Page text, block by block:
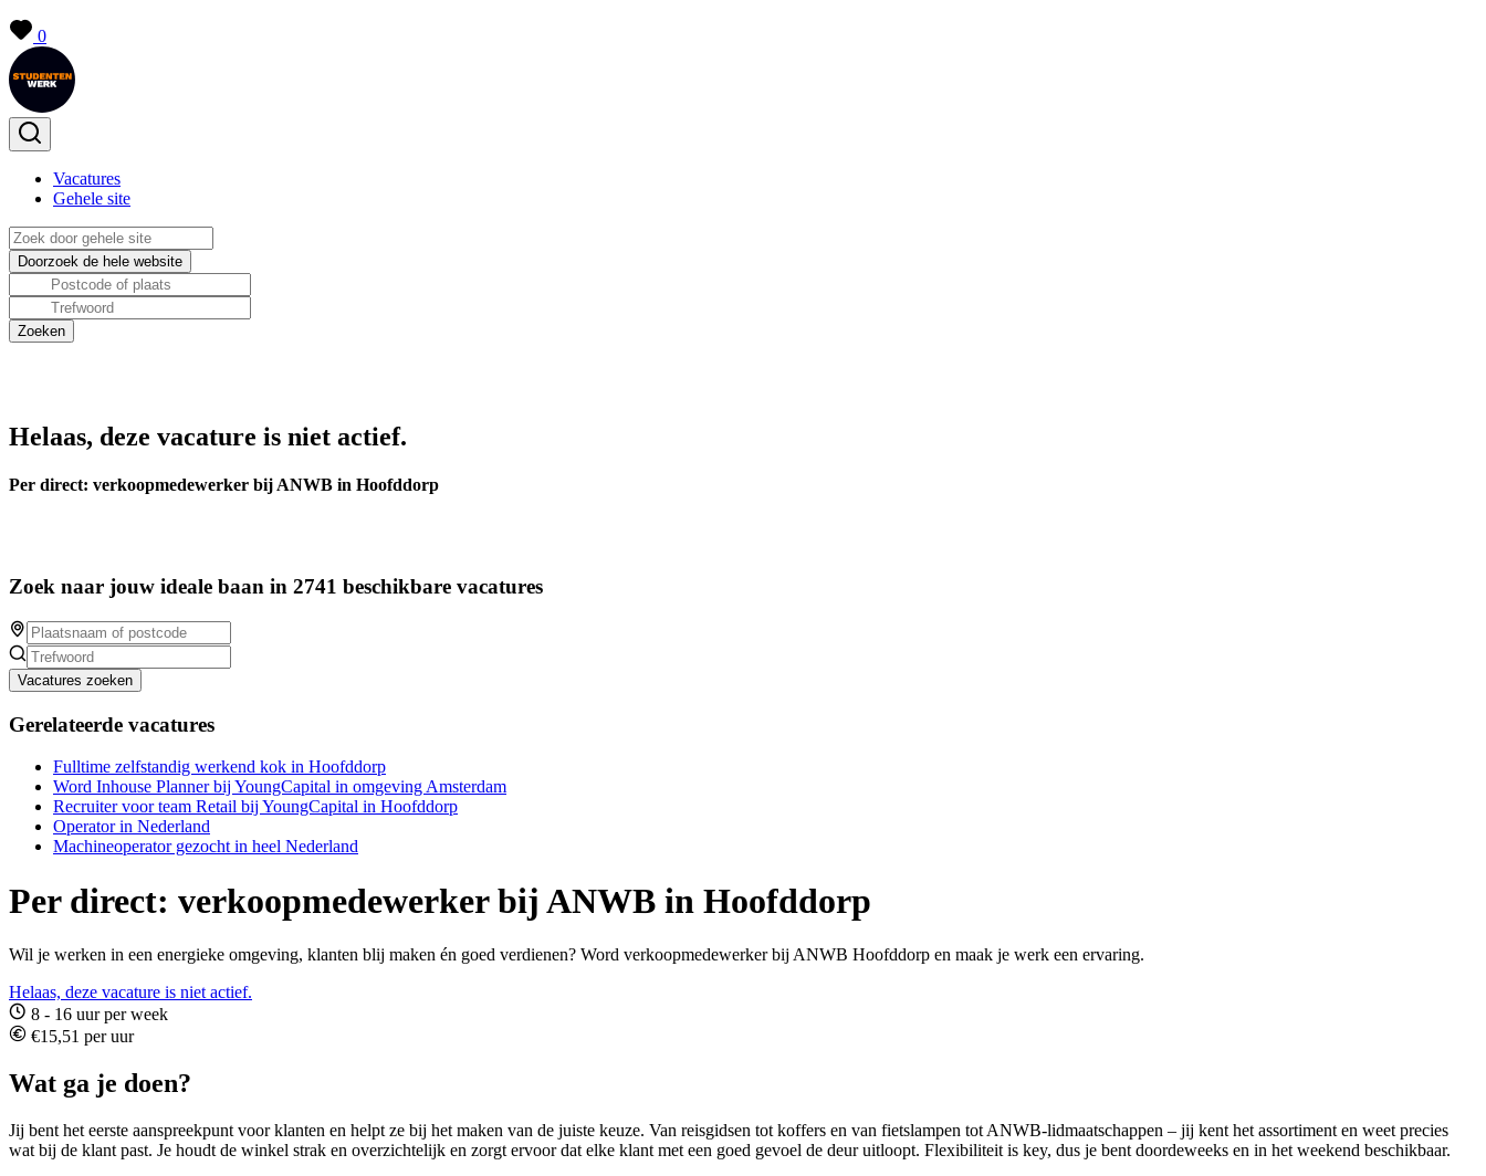
0
Vacatures
Gehele site
Helaas, deze vacature is niet actief.
Per direct: verkoopmedewerker bij ANWB in Hoofddorp
Zoek naar jouw ideale baan in 2741 beschikbare vacatures
Vacatures zoeken
Gerelateerde vacatures
Fulltime zelfstandig werkend kok in Hoofddorp
Word Inhouse Planner bij YoungCapital in omgeving Amsterdam
Recruiter voor team Retail bij YoungCapital in Hoofddorp
Operator in Nederland
Machineoperator gezocht in heel Nederland
Per direct: verkoopmedewerker bij ANWB in Hoofddorp
Wil je werken in een energieke omgeving, klanten blij maken én goed verdienen? Word verkoopmedewerker bij ANWB Hoofddorp en maak je werk een ervaring.
Helaas, deze vacature is niet actief.
8 - 16 uur per week
€15,51 per uur
Wat ga je doen?
Jij bent het eerste aanspreekpunt voor klanten en helpt ze bij het maken van de juiste keuze. Van reisgidsen tot koffers en van fietslampen tot ANWB-lidmaatschappen – jij kent het assortiment en weet precies
wat bij de klant past. Je houdt de winkel strak en overzichtelijk en zorgt ervoor dat elke klant met een goed gevoel de deur uitloopt. Flexibiliteit is key, dus je bent doordeweeks en in het weekend beschikbaar.